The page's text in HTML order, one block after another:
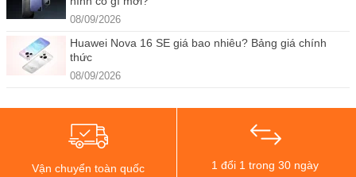
08/09/2026
Huawei Nova 16 SE giá bao nhiêu? Bảng giá chính
thức
08/09/2026
Vận chuyển toàn quốc 1 đổi 1 trong 30 ngày